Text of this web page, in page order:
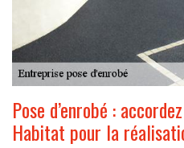
Pose d’enrobé :
Habitat pour la